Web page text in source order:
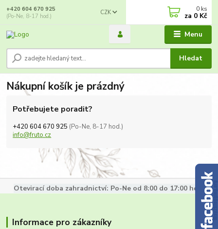
Menu
CZK
Hledat
+420 604 670 925
(Po-Ne, 8-17 hod.)
0 ks
za 0 Kč
Nákupní košík je prázdný
Potřebujete poradit?
+420 604 670 925 (Po-Ne, 8-17 hod.)
info@fruto.cz
Otevirací doba zahradnictví: Po-Ne od 8:00 do 17:00 hod.
Informace pro zákazníky